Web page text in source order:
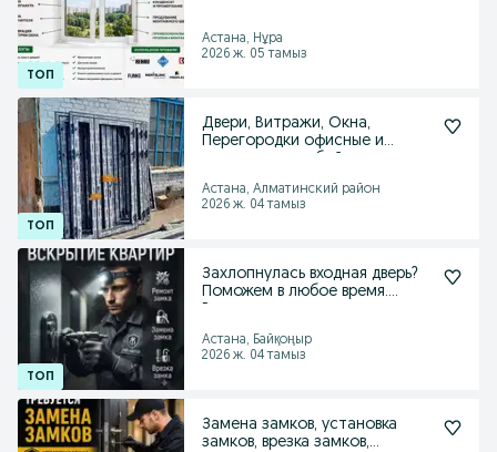
Астана, Нұра
2026 ж. 05 тамыз
Двери, Витражи, Окна,
Перегородки офисные и
Астана, Алматинский район
2026 ж. 04 тамыз
Захлопнулась входная дверь?
Поможем в любое время.
Астана, Байқоңыр
2026 ж. 04 тамыз
Замена замков, установка
замков, врезка замков,